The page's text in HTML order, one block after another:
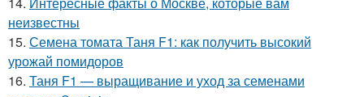
неизвестны
15. Семена томата Таня F1: как получить высокий
урожай помидоров
16. Таня F1 — выращивание и уход за семенами